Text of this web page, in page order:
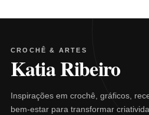
CROCHÊ & ARTES
Katia Ribeiro
Inspirações em crochê, gráficos,
bem-estar para transformar